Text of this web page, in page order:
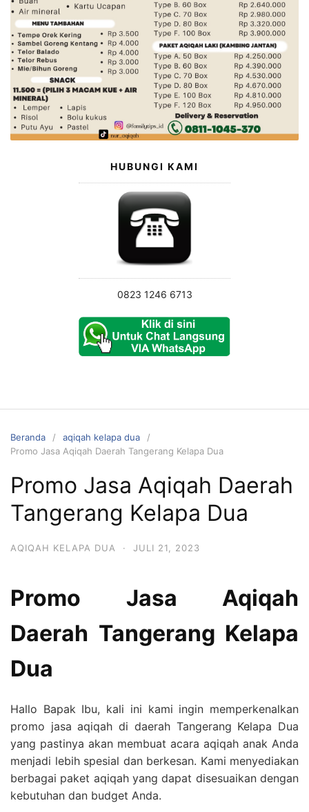
HUBUNGI KAMI
0823 1246 6713
Beranda
aqiqah kelapa dua
Promo Jasa Aqiqah Daerah Tangerang Kelapa Dua
Promo Jasa Aqiqah Daerah
Tangerang Kelapa Dua
AQIQAH KELAPA DUA · JULI 21, 2023
Promo Jasa Aqiqah
Daerah Tangerang Kelapa
Dua
Hallo Bapak Ibu, kali ini kami ingin memperkenalkan
promo jasa aqiqah di daerah Tangerang Kelapa Dua
yang pastinya akan membuat acara aqiqah anak Anda
menjadi lebih spesial dan berkesan. Kami menyediakan
berbagai paket aqiqah yang dapat disesuaikan dengan
kebutuhan dan budget Anda.